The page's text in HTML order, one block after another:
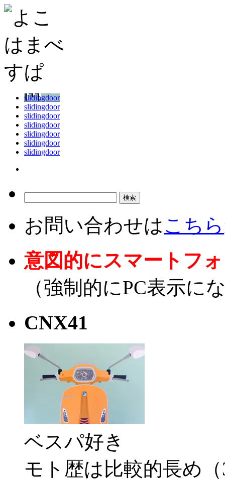
slidingdoor
slidingdoor
slidingdoor
slidingdoor
slidingdoor
slidingdoor
slidingdoor
テ
へ
ス
プ
お問い合わせはこちら
意図的にスマートフ
（強制的にPC表示に
CNX41
ベスパ好き
モト歴は比較的長め